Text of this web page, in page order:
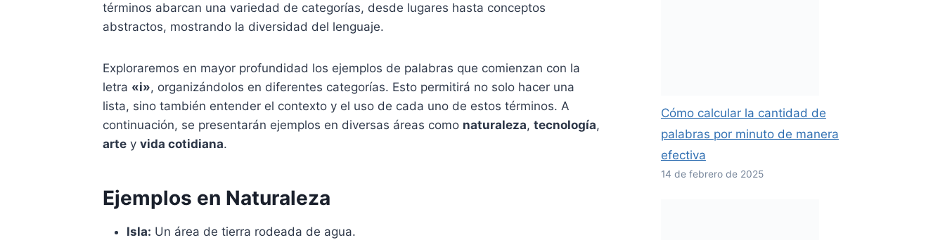
términos abarcan una variedad de categorías, desde lugares hasta conceptos
abstractos, mostrando la diversidad del lenguaje.
Exploraremos en mayor profundidad los ejemplos de palabras que comienzan con la
letra «i», organizándolos en diferentes categorías. Esto permitirá no solo hacer una
lista, sino también entender el contexto y el uso de cada uno de estos términos. A
continuación, se presentarán ejemplos en diversas áreas como naturaleza, tecnología,
arte y vida cotidiana.
Ejemplos en Naturaleza
Isla: Un área de tierra rodeada de agua.
Cómo calcular la cantidad de
palabras por minuto de manera
efectiva
14 de febrero de 2025